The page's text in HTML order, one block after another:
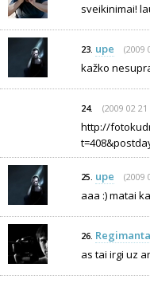
sveikinimai!
23. upe (2009
kažko
24. (2009 02 21
http://
25. upe (2009
aaa :) matai
26.
as tai irgi uz